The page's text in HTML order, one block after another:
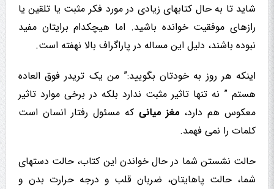
شاید تا به حال کتابهای زیادی در مورد فکر مثبت یا تلقین یا
رازهای موفقیت خوانده باشید. اما هیچکدام برایتان مفید
نبوده باشند، دلیل این مساله در پاراگراف بالا نهفته است.
اینکه هر روز به خودتان بگویید:” من یک تریدر فوق العاده
هستم ” نه تنها تاثیر مثبت ندارد بلکه در برخی موارد تاثیر
معکوس هم دارد، مغز میانیکه مسئول رفتار انسان است
کلمات را نمی فهمد.
حالت نشستن شما در حال خواندن این کتاب، حالت دستهای
شما، حالت پاهایتان، ضربان قلب و درجه حرارت بدن و